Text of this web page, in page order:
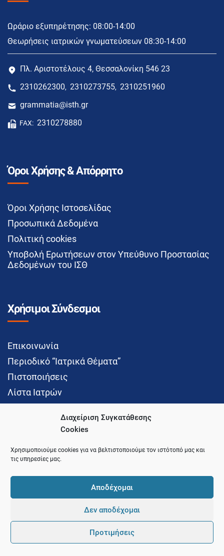
Διαχείριση Συγκατάθεσης
Cookies
Χρησιμοποιούμε cookies για να βελτιστοποιούμε τον ιστότοπό μας και
τις υπηρεσίες μας.
Αποδέχομαι
Δεν αποδέχομαι
Προτιμήσεις
Ωράριο εξυπηρέτησης: 08:00-14:00
Θεωρήσεις ιατρικών γνωματεύσεων 08:30-14:00
Πλ. Αριστοτέλους 4, Θεσσαλονίκη 546 23
2310262300, 2310273755, 2310251960
grammatia@isth.gr
FAX: 2310278880
Όροι Χρήσης & Απόρρητο
Όροι Χρήσης Ιστοσελίδας
Προσωπικά Δεδομένα
Πολιτική cookies
Υποβολή Ερωτήσεων στον Υπεύθυνο Προστασίας
Δεδομένων του ΙΣΘ
Χρήσιμοι Σύνδεσμοι
Επικοινωνία
Περιοδικό “Ιατρικά Θέματα”
Πιστοποιήσεις
Λίστα Ιατρών
Social Media
© 2021 Ιατρικός Σύλλογος Θεσσαλονίκης
Development and Hosting byPointer